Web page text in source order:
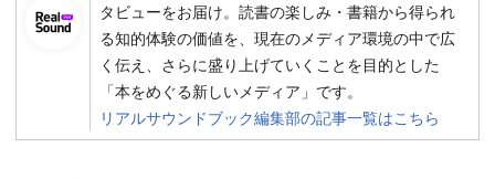
タビューをお届け。読書の楽しみ・書籍から得られ
る知的体験の価値を、現在のメディア環境の中で広
く伝え、さらに盛り上げていくことを目的とした
「本をめぐる新しいメディア」です。
リアルサウンドブック編集部の記事一覧はこちら